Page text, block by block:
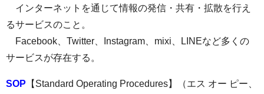
インターネットを通じて情報の発信・共有・拡散を行え
るサービスのこと。
Facebook、Twitter、Instagram、mixi、LINEなど多くの
サービスが存在する。
SOP 【Standard Operating Procedures】（エス オー ピー、